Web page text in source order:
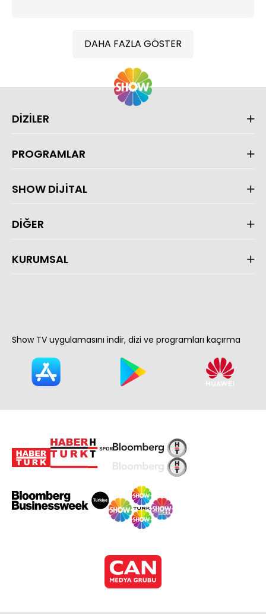
DAHA FAZLA GÖSTER
DİZİLER
PROGRAMLAR
SHOW DİJİTAL
DİĞER
KURUMSAL
Show TV uygulamasını indir, dizi ve programları kaçırma